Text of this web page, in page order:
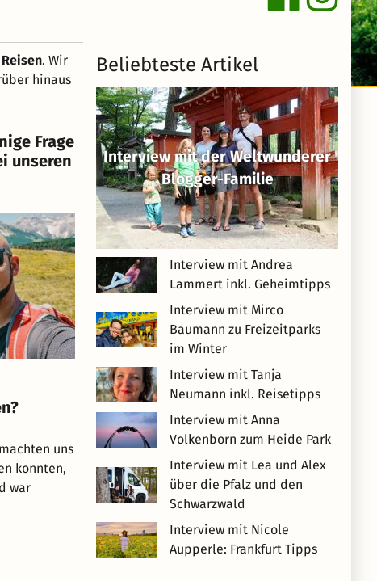
. Wir
hinaus
Frage
unseren
uns
konnten,
war
Beliebteste Artikel
Interview mit der Weltwunderer
Blogger-Familie
Interview mit Andrea
Lammert inkl. Geheimtipps
Interview mit Mirco
Baumann zu Freizeitparks
im Winter
Interview mit Tanja
Neumann inkl. Reisetipps
Interview mit Anna
Volkenborn zum Heide Park
Interview mit Lea und Alex
über die Pfalz und den
Schwarzwald
Interview mit Nicole
Aupperle: Frankfurt Tipps